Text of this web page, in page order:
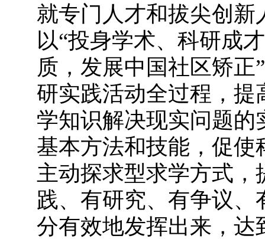
就专门人才和拔尖创
以“投身学术、科研成
质，发展中国社区矫
研实践活动全过程，
学知识解决现实问题
基本方法和技能，促
主动探求型求学方式
践、有研究、有争议
分有效地发挥出来，